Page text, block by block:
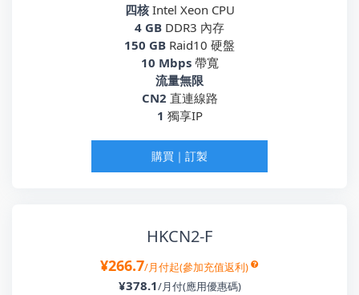
四核Intel Xeon CPU
4 GB DDR3 內存
150 GB Raid10 硬盤
10 Mbps 帶寬
流量無限
CN2 直連線路
1 獨享IP
購買｜訂製
HKCN2-F
¥266.7/月付起(參加充值返利)
¥378.1/月付(應用優惠碼)